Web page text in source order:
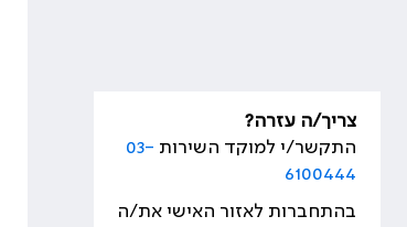
צריך/ה עזרה?
התקשר/י למוקד השירות 03-
6100444
בהתחברות לאזור האישי את/ה